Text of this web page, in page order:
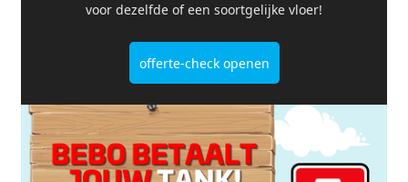
voor dezelfde of een soortgelijke vloer!
offerte-check openen